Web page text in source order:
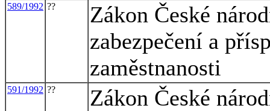
589/1992 ??
Zákon České
zabezpečení a
zaměstnanosti
591/1992 ?? Zákon České